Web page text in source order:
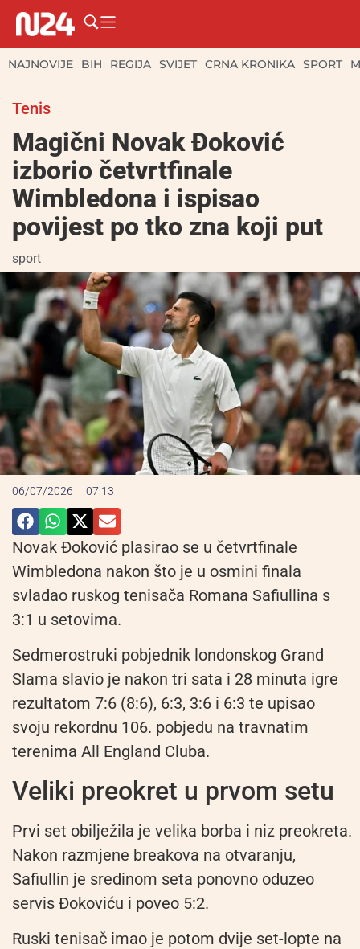
NAJNOVIJE BIH REGIJA SVIJET CRNA KRONIKA SPORT
Tenis
Magični Novak Đoković
izborio četvrtfinale
Wimbledona i ispisao
povijest po tko zna koji put
sport
06/07/2026 07:13
Novak Đoković plasirao se u četvrtfinale
Wimbledona nakon što je u osmini finala
svladao ruskog tenisača Romana Safiullina s
3:1 u setovima.
Sedmerostruki pobjednik londonskog Grand
Slama slavio je nakon tri sata i 28 minuta igre
rezultatom 7:6 (8:6), 6:3, 3:6 i 6:3 te upisao
svoju rekordnu 106. pobjedu na travnatim
terenima All England Cluba.
Veliki preokret u prvom setu
Prvi set obilježila je velika borba i niz preokreta.
Nakon razmjene breakova na otvaranju,
Safiullin je sredinom seta ponovno oduzeo
servis Đokoviću i poveo 5:2.
Ruski tenisač imao je potom dvije set-lopte na